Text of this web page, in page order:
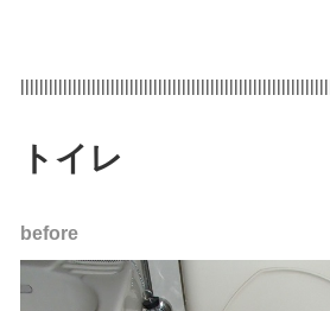
トイレ
before